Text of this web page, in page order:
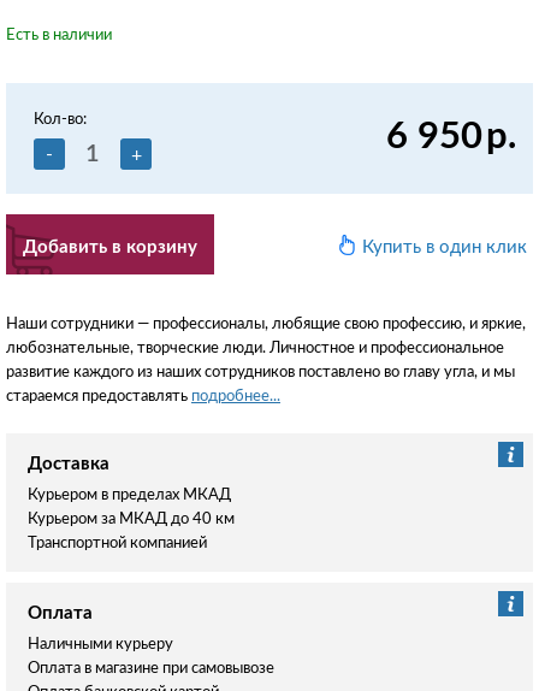
Есть в наличии
Кол-во:
- +
Добавить в корзину
6 950р.
Купить в один клик
Наши сотрудники — профессионалы, любящие свою профессию, и яркие,
любознательные, творческие люди. Личностное и профессиональное
развитие каждого из наших сотрудников поставлено во главу угла, и мы
стараемся предоставлять подробнее...
Доставка
Курьером в пределах МКАД
Курьером за МКАД до 40 км
Транспортной компанией
Оплата
Наличными курьеру
Оплата в магазине при самовывозе